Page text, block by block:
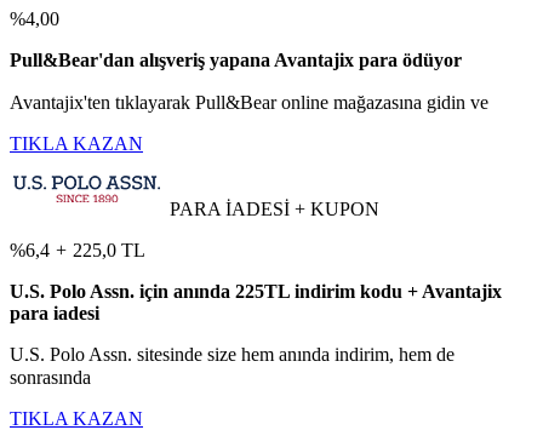
%4,00
Pull&Bear'dan alışveriş yapana Avantajix para ödüyor
Avantajix'ten tıklayarak Pull&Bear online mağazasına gidin ve
TIKLA KAZAN
PARA İADESİ + KUPON
%6,4 + 225,0 TL
U.S. Polo Assn. için anında 225TL indirim kodu + Avantajix
para iadesi
U.S. Polo Assn. sitesinde size hem anında indirim, hem de
sonrasında
TIKLA KAZAN